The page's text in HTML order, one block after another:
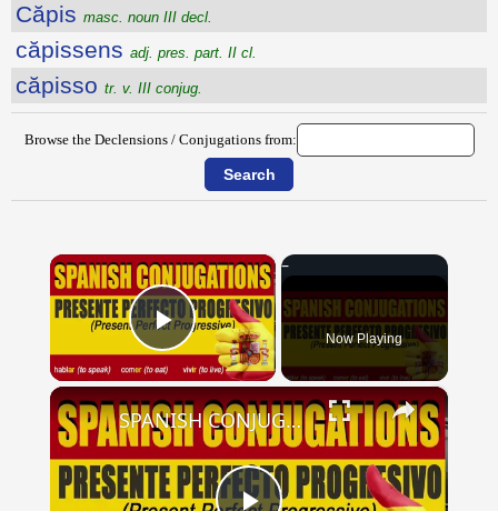
Căpis masc. noun III decl.
căpissens adj. pres. part. II cl.
căpisso tr. v. III conjug.
Browse the Declensions / Conjugations from:
×
Play Video Now Playing
×
SPANISH CONJUGATIONS: Present Perfect Progressive (Presente Perfecto Progresivo)